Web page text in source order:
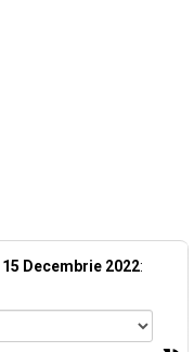
15 Decembrie 2022: